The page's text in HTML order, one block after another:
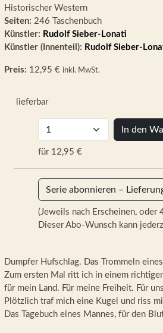
Historischer Western
Seiten: 246 Taschenbuch
Künstler: Rudolf Sieber-Lonati
Künstler (Innenteil): Rudolf Sieber-
Preis: 12,95 € inkl. MwSt.
lieferbar
In den
für 12,95 €
Serie abonnieren –
(Jeweils nach Erscheinen, oder
Dieser Abo-Wunsch kann
Dumpfer Hufschlag. Das Trommeln
Zum ersten Mal ritt ich in einem
für mein Land. Für meine Freiheit. Für
Plötzlich traf mich eine Kugel und riss
Das Tagebuch eines Mannes, für den